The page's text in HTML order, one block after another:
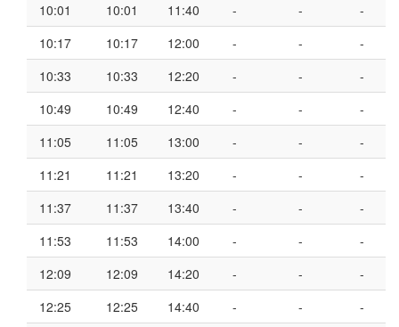
10:01
10:01 11:40 - -
-
10:17
10:17 12:00 - -
-
10:33
10:33 12:20 - -
-
10:49
10:49 12:40 - -
-
11:05
11:05 13:00 - -
-
11:21
11:21 13:20 - -
-
11:37
11:37 13:40 - -
-
11:53
11:53 14:00 - -
-
12:09
12:09 14:20 - -
-
12:25
12:25 14:40 - -
-